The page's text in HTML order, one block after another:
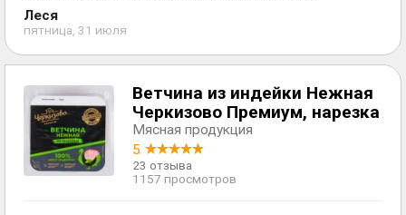
Леся
пятница, 31 июля
Ветчина из индейки Нежная
Черкизово Премиум, нарезка
Мясная продукция
5
23 отзыва
1157 просмотров